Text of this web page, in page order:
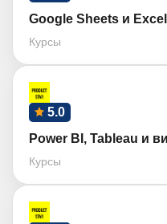
Google Sheets и Exсel
Курсы
5.0
Power BI, Tableau и
Курсы